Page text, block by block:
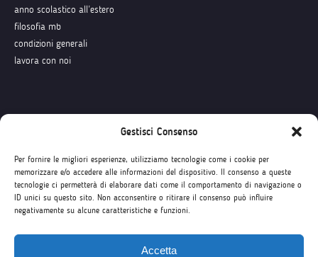
Gestisci Consenso
Per fornire le migliori esperienze, utilizziamo tecnologie come i cookie per
memorizzare e/o accedere alle informazioni del dispositivo. Il consenso a queste
tecnologie ci permetterà di elaborare dati come il comportamento di navigazione o
ID unici su questo sito. Non acconsentire o ritirare il consenso può influire
negativamente su alcune caratteristiche e funzioni.
Accetta
anno scolastico all’estero
filosofia mb
condizioni generali
lavora con noi